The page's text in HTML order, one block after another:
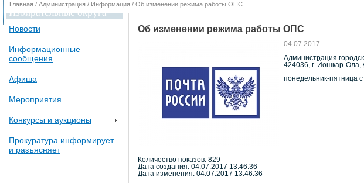
Избирательные округа
Главная / Администрация / Информация / Об изменении режима работы ОПС
Новости
Информационные
сообщения
Афиша
Мероприятия
Конкурсы и аукционы
Прокуратура информирует
и разъясняет
Об изменении режима работы ОПС
04.07.2017
Администрация
424036, г. Йошкар-Ола,
понедельник-пятница
Количество показов: 829
Дата создания: 04.07.2017 13:46:36
Дата изменения: 04.07.2017 13:46:36